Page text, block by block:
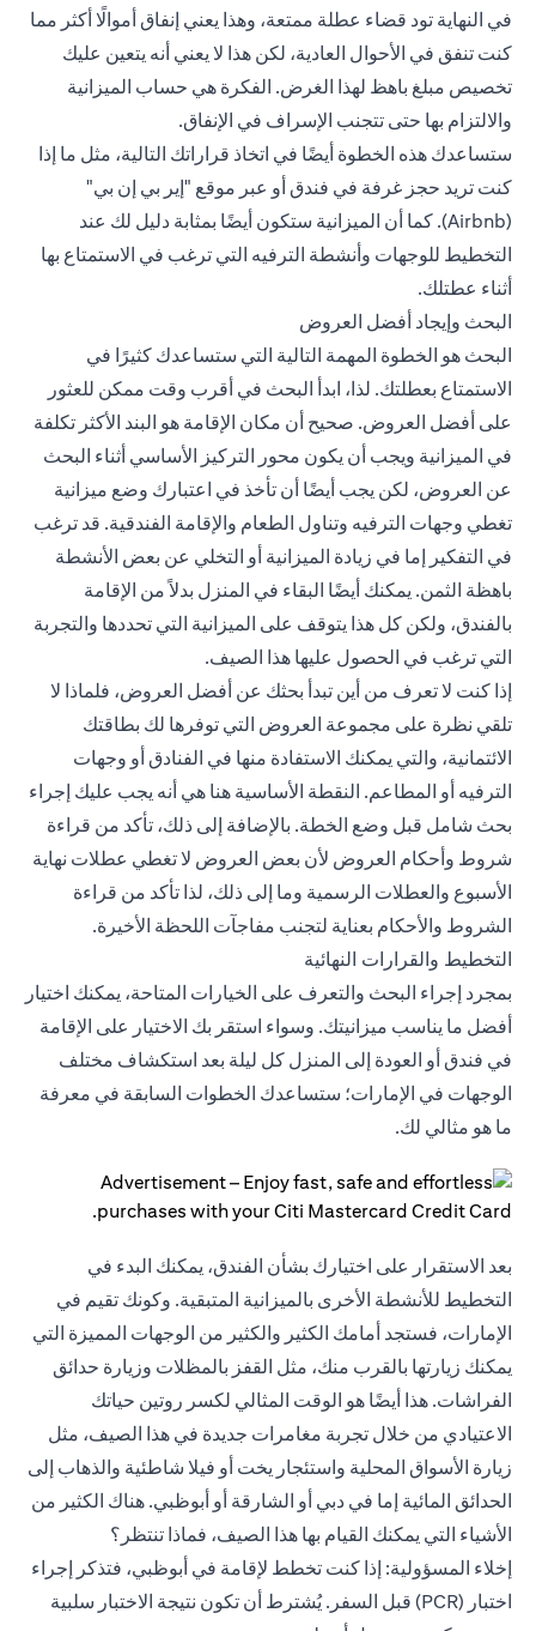
في النهاية تود قضاء عطلة ممتعة، وهذا يعني إنفاق أموالًا أكثر مما
كنت تنفق في الأحوال العادية، لكن هذا لا يعني أنه يتعين عليك
تخصيص مبلغ باهظ لهذا الغرض. الفكرة هي حساب الميزانية
والالتزام بها حتى تتجنب الإسراف في الإنفاق.
ستساعدك هذه الخطوة أيضًا في اتخاذ قراراتك التالية، مثل ما إذا
كنت تريد حجز غرفة في فندق أو عبر موقع "إير بي إن بي"
(Airbnb). كما أن الميزانية ستكون أيضًا بمثابة دليل لك عند
التخطيط للوجهات وأنشطة الترفيه التي ترغب في الاستمتاع بها
أثناء عطتلك.
البحث وإيجاد أفضل العروض
البحث هو الخطوة المهمة التالية التي ستساعدك كثيرًا في
الاستمتاع بعطلتك. لذا، ابدأ البحث في أقرب وقت ممكن للعثور
على أفضل العروض. صحيح أن مكان الإقامة هو البند الأكثر تكلفة
في الميزانية ويجب أن يكون محور التركيز الأساسي أثناء البحث
عن العروض، لكن يجب أيضًا أن تأخذ في اعتبارك وضع ميزانية
تغطي وجهات الترفيه وتناول الطعام والإقامة الفندقية. قد ترغب
في التفكير إما في زيادة الميزانية أو التخلي عن بعض الأنشطة
باهظة الثمن. يمكنك أيضًا البقاء في المنزل بدلاً من الإقامة
بالفندق، ولكن كل هذا يتوقف على الميزانية التي تحددها والتجربة
التي ترغب في الحصول عليها هذا الصيف.
إذا كنت لا تعرف من أين تبدأ بحثك عن أفضل العروض، فلماذا لا
تلقي نظرة على مجموعة العروض التي توفرها لك بطاقتك
الائتمانية، والتي يمكنك الاستفادة منها في الفنادق أو وجهات
الترفيه أو المطاعم. النقطة الأساسية هنا هي أنه يجب عليك إجراء
بحث شامل قبل وضع الخطة. بالإضافة إلى ذلك، تأكد من قراءة
شروط وأحكام العروض لأن بعض العروض لا تغطي عطلات نهاية
الأسبوع والعطلات الرسمية وما إلى ذلك، لذا تأكد من قراءة
الشروط والأحكام بعناية لتجنب مفاجآت اللحظة الأخيرة.
التخطيط والقرارات النهائية
بمجرد إجراء البحث والتعرف على الخيارات المتاحة، يمكنك اختيار
أفضل ما يناسب ميزانيتك. وسواء استقر بك الاختيار على الإقامة
في فندق أو العودة إلى المنزل كل ليلة بعد استكشاف مختلف
الوجهات في الإمارات؛ ستساعدك الخطوات السابقة في معرفة
ما هو مثالي لك.
بعد الاستقرار على اختيارك بشأن الفندق، يمكنك البدء في
التخطيط للأنشطة الأخرى بالميزانية المتبقية. وكونك تقيم في
الإمارات، فستجد أمامك الكثير والكثير من الوجهات المميزة التي
يمكنك زيارتها بالقرب منك، مثل القفز بالمظلات وزيارة حدائق
الفراشات. هذا أيضًا هو الوقت المثالي لكسر روتين حياتك
الاعتيادي من خلال تجربة مغامرات جديدة في هذا الصيف، مثل
زيارة الأسواق المحلية واستئجار يخت أو فيلا شاطئية والذهاب إلى
الحدائق المائية إما في دبي أو الشارقة أو أبوظبي. هناك الكثير من
الأشياء التي يمكنك القيام بها هذا الصيف، فماذا تنتظر؟
إخلاء المسؤولية: إذا كنت تخطط لإقامة في أبوظبي، فتذكر إجراء
اختبار (PCR) قبل السفر. يُشترط أن تكون نتيجة الاختبار سلبية